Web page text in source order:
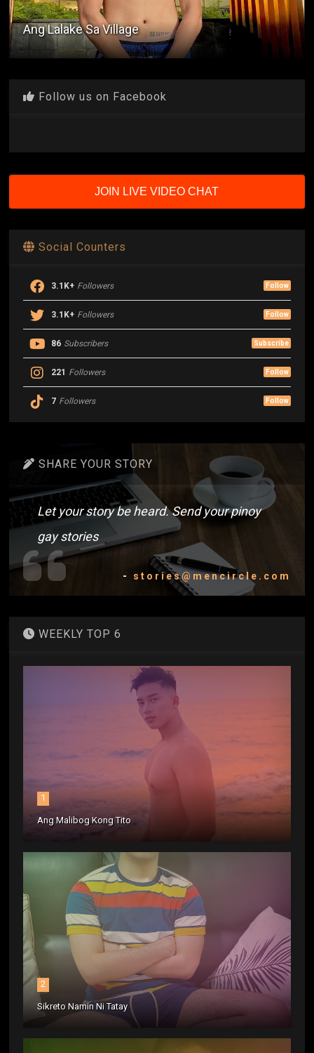
Ang Lalake Sa Village
Follow us on Facebook
JOIN LIVE VIDEO CHAT
Social Counters
3.1K+ Followers Follow
3.1K+ Followers Follow
86 Subscribers Subscribe
221 Followers Follow
7 Followers Follow
SHARE YOUR STORY
Let your story be heard. Send your pinoy
gay stories
- stories@mencircle.com
WEEKLY TOP 6
1
Ang Malibog Kong Tito
2
Sikreto Namin Ni Tatay